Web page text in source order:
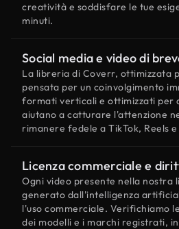
creatività e soddisfare le tue
minuti.
Social media e video di
La libreria di Coverr, ottimizzata
pensata per un coinvolgimento
formati verticali e ottimizzati per
aiutano a catturare l'attenzione
rimanere fedele a TikTok, Reels
Licenza commerciale e
Ogni video presente nella nostra
generato dall'intelligenza
l'uso commerciale. Verifichiamo
dei modelli e i marchi registrati,